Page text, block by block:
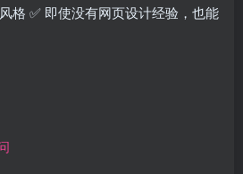
格 ✅ 即使没有网页设计经验，也能